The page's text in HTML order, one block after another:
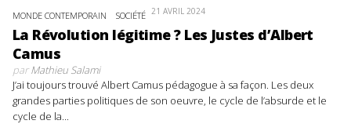
MONDE CONTEMPORAIN SOCIÉTÉ 21 AVRIL 2024
La Révolution légitime ? Les Justes d’Albert
Camus
parMathieu Salami
J’ai toujours trouvé Albert Camus pédagogue à sa façon. Les deux
grandes parties politiques de son oeuvre, le cycle de l’absurde et le
cycle de la...